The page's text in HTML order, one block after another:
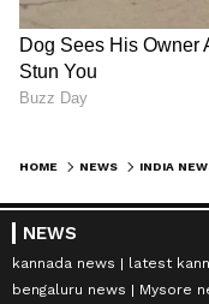
HOME NEWS INDIA
NEWS
kannada news latest
bengaluru news
Mysore